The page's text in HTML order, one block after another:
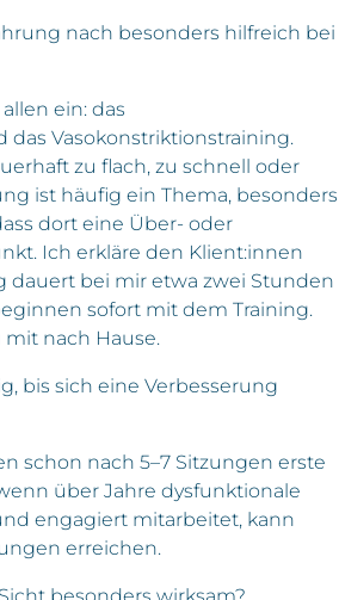
nach besonders hilfreich bei
ein: das
Vasokonstriktionstraining.
zu flach, zu schnell oder
ist häufig ein Thema, besonders
dort eine Über- oder
Ich erkläre den Klient:innen
dauert bei mir etwa zwei Stunden
sofort mit dem Training.
nach Hause.
bis sich eine Verbesserung
schon nach 5–7 Sitzungen erste
über Jahre dysfunktionale
engagiert mitarbeitet, kann
erreichen.